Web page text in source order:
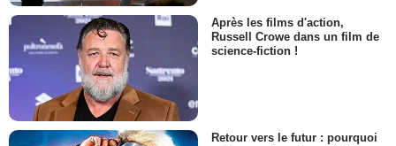
Après les films d'action,
Russell Crowe dans un film de
science-fiction !
Retour vers le futur : pourquoi